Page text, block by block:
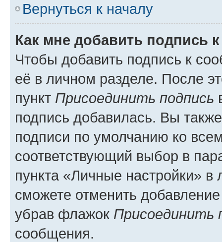
Вернуться к началу
Как мне добавить подпись
Чтобы добавить подпись к
её в личном разделе. После
пункт Присоединить подпись
подпись добавилась. Вы
подписи по умолчанию ко
соответствующий выбор в
пункта «Личные настройки»
сможете отменить
убрав флажок Присоединить
сообщения.